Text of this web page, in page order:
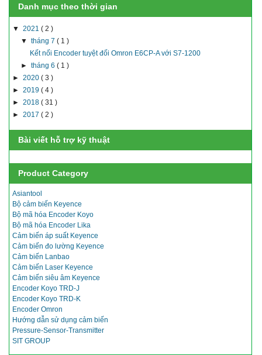
Danh mục theo thời gian
▼ 2021 ( 2 )
▼tháng 7( 1 )
Kết nối Encoder tuyệt đối Omron E6CP-A với S7-1200
►tháng 6( 1 )
► 2020 ( 3 )
► 2019 ( 4 )
► 2018 ( 31 )
► 2017 ( 2 )
Bài viết hỗ trợ kỹ thuật
Product Category
Asiantool
Bộ cảm biến Keyence
Bộ mã hóa Encoder Koyo
Bộ mã hóa Encoder Lika
Cảm biến áp suất Keyence
Cảm biến đo lường Keyence
Cảm biến Lanbao
Cảm biến Laser Keyence
Cảm biến siêu âm Keyence
Encoder Koyo TRD-J
Encoder Koyo TRD-K
Encoder Omron
Hướng dẫn sử dụng cảm biến
Pressure-Sensor-Transmitter
SIT GROUP